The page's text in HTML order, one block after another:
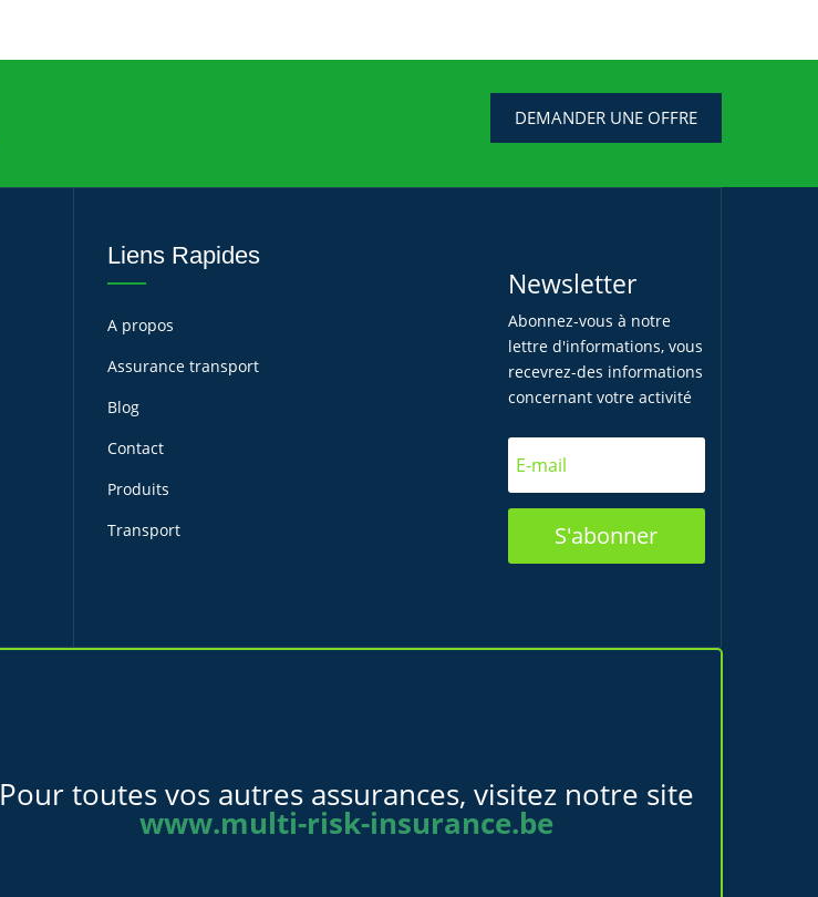
DEMANDER UNE OFFRE
Liens Rapides
A propos
Assurance transport
Blog
Contact
Produits
Transport
Newsletter
Abonnez-vous à notre
lettre d'informations, vous
recevrez-des informations
concernant votre activité
S'abonner
Pour toutes vos autres assurances, visitez notre site
www.multi-risk-insurance.be